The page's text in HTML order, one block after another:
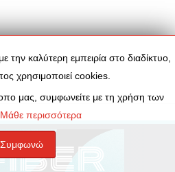
καλύτερη εμπειρία στο διαδίκτυο,
χρησιμοποιεί cookies.
μας, συμφωνείτε με τη χρήση των
Μάθε περισσότερα
Συμφωνώ